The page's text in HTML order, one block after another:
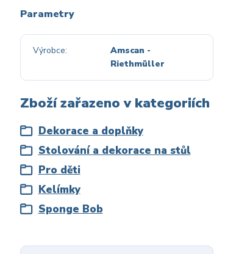
Parametry
Výrobce
Amscan -
Riethmüller
Zboží zařazeno v kategoriích
Dekorace a doplňky
Stolování a dekorace na stůl
Pro děti
Kelímky
Sponge Bob